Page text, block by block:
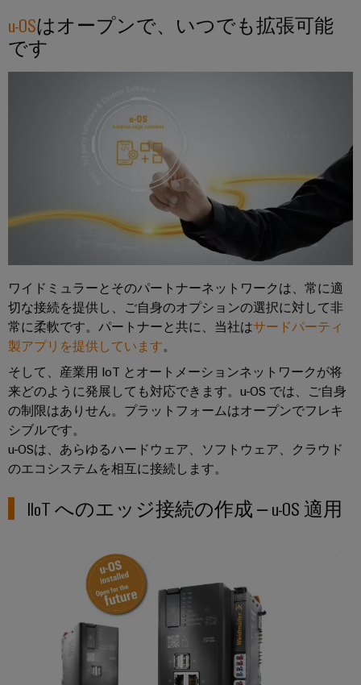
ギ
ロ
水
素
機
械
機
械
設
備
お
よ
び
工
場
動
化
応
ネ
ギ
ー
ン
IIoT&
オ
ー
ト
メ
ー
シ
ョ
ン
ソ
フ
ェ
信
ー
定
用
ト
ラ
ン
ス
デ
ュ
ー
電
プ
リ
ト
と
ン
コ
ー
ス
と
ウ
ェ
ビ
ナ
ー
ン
ン
注
オ
動
ー
ッ
ト
ワ
ー
ク
IIoT
お
よ
び
オ
ト
シ
ョ
の
u-OSはオープンで、いつでも拡張可能
です
ワイドミュラーとそのパートナーネットワークは、常に適
切な接続を提供し、ご自身のオプションの選択に対して非
常に柔軟です。パートナーと共に、当社はサードパーティ
製アプリを提供しています。
そして、産業用 IoT とオートメーションネットワークが将
来どのように発展しても対応できます。u-OS では、ご自身
の制限はありせん。プラットフォームはオープンでフレキ
シブルです。
u-OSは、あらゆるハードウェア、ソフトウェア、クラウド
のエコシステムを相互に接続します。
IIoT へのエッジ接続の作成 – u-OS 適用